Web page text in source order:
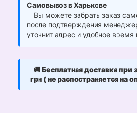
Самовывоз в Харькове
Вы можете забрать заказ
после подтверждения
уточнит адрес и удобное время
🚚Бесплатная доставка при
грн ( не распостраняется на